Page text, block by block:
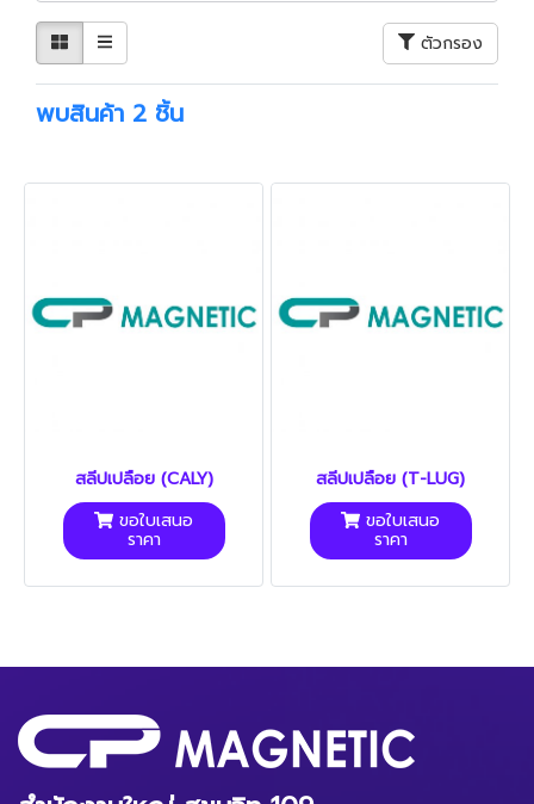
ตัวกรอง
พบสินค้า 2 ชิ้น
สลีปเปลือย (CALY)
ขอใบเสนอ
ราคา
สลีปเปลือย (T-LUG)
ขอใบเสนอ
ราคา